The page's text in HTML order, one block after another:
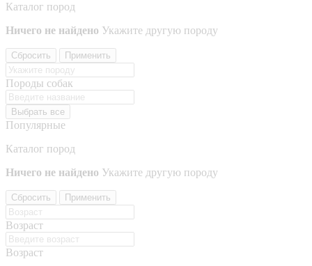
Каталог пород
Ничего не найдено Укажите другую породу
Сбросить Применить
Породы собак
Выбрать все
Популярные
Каталог пород
Ничего не найдено Укажите другую породу
Сбросить Применить
Возраст
Возраст